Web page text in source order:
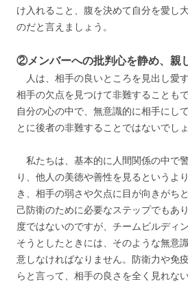
け入れること、腹を決めて自分を愛し
のだと言えましょう。
②メンバーへの批判心を静め、親
人は、相手の良いところを見出し愛
相手の欠点を見つけて非難することも
自分の心の中で、無意識的に相手にし
とに後者の非難することではないでしょ
私たちは、基本的に人間関係の中で
り、他人の美徳や善性を見るというよ
き、相手の弱さや欠点に目が向きがち
己防衛のために必要なステップでもあ
度ではないのですが、チームビルディ
そうとしたときには、そのような無意
意しなければなりません。防衛力や免
らと言って、相手の良さを全く見れな